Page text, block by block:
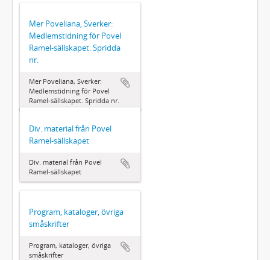
Mer Poveliana, Sverker:
Medlemstidning för Povel
Ramel-sällskapet. Spridda
nr.
Mer Poveliana, Sverker:
Medlemstidning för Povel
Ramel-sällskapet. Spridda nr.
Div. material från Povel
Ramel-sällskapet
Div. material från Povel
Ramel-sällskapet
Program, kataloger, övriga
småskrifter
Program, kataloger, övriga
småskrifter